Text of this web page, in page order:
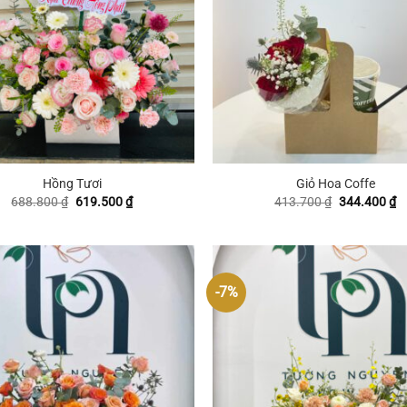
Hồng Tươi
688.800₫ Giá
619.500₫Giá
619.500 ₫.
Giỏ Hoa Coffe
413.700₫ Giá
344.400₫Giá
-7%